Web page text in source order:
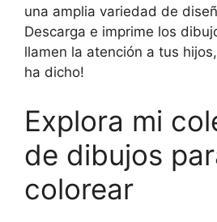
una amplia variedad de
Descarga e imprime los
llamen la atención a tus
ha dicho!
Explora mi
de dibujos
colorear